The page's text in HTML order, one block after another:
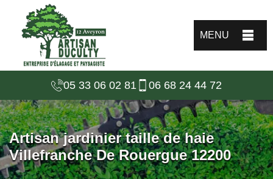
MENU
05 33 06 02 81 06 68 24 44 72
Artisan jardinier taille de haie
Villefranche De Rouergue 12200